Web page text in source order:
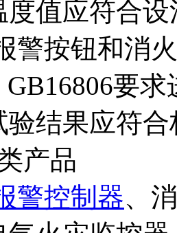
度值应符合
警按钮和消
GB16806要
验结果应符
产品
警控制器、